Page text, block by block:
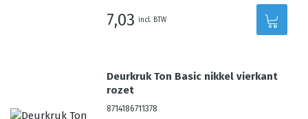
7,03 incl. BTW
Deurkruk Ton Basic nikkel vierkant
rozet
8714186711378